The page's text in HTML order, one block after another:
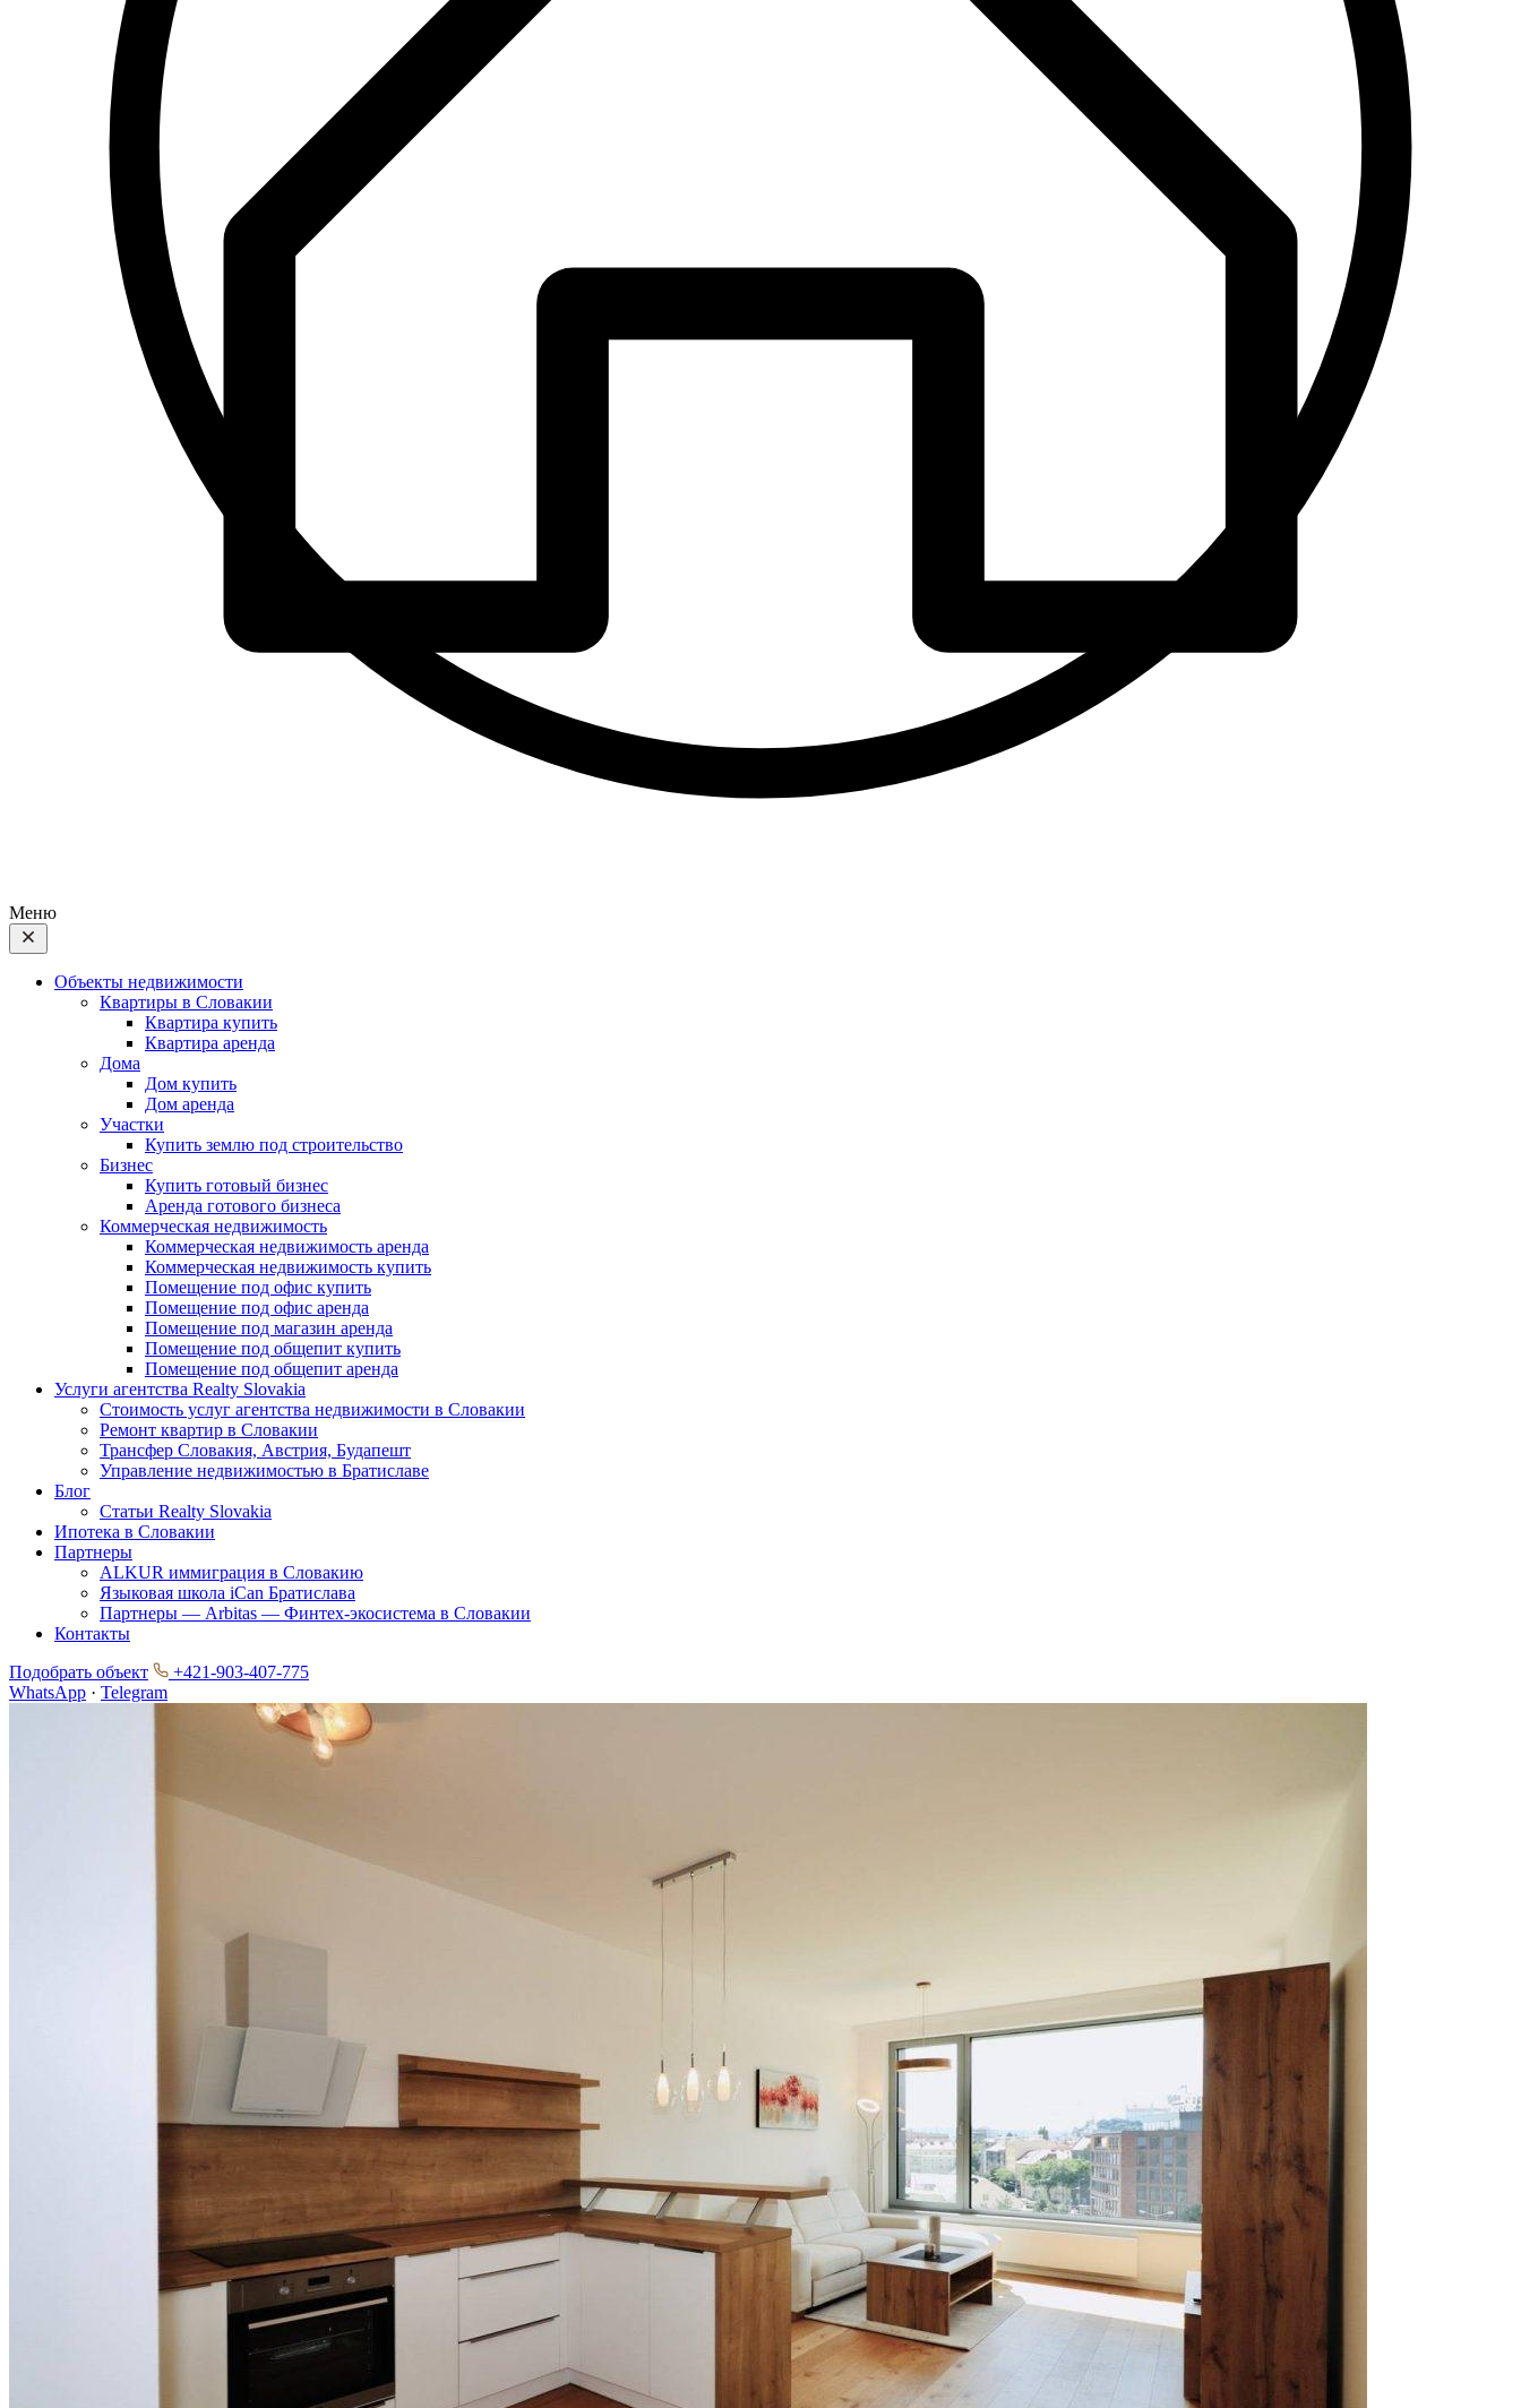
Меню
Объекты недвижимости
Квартиры в Словакии
Квартира купить
Квартира аренда
Дома
Дом купить
Дом аренда
Участки
Купить землю под строительство
Бизнес
Купить готовый бизнес
Аренда готового бизнеса
Коммерческая недвижимость
Коммерческая недвижимость аренда
Коммерческая недвижимость купить
Помещение под офис купить
Помещение под офис аренда
Помещение под магазин аренда
Помещение под общепит купить
Помещение под общепит аренда
Услуги агентства Realty Slovakia
Стоимость услуг агентства недвижимости в Словакии
Ремонт квартир в Словакии
Трансфер Словакия, Австрия, Будапешт
Управление недвижимостью в Братиславе
Блог
Статьи Realty Slovakia
Ипотека в Словакии
Партнеры
ALKUR иммиграция в Словакию
Языковая школа iCan Братислава
Партнеры — Arbitas — Финтех-экосистема в Словакии
Контакты
Подобрать объект
+421-903-407-775
WhatsApp · Telegram